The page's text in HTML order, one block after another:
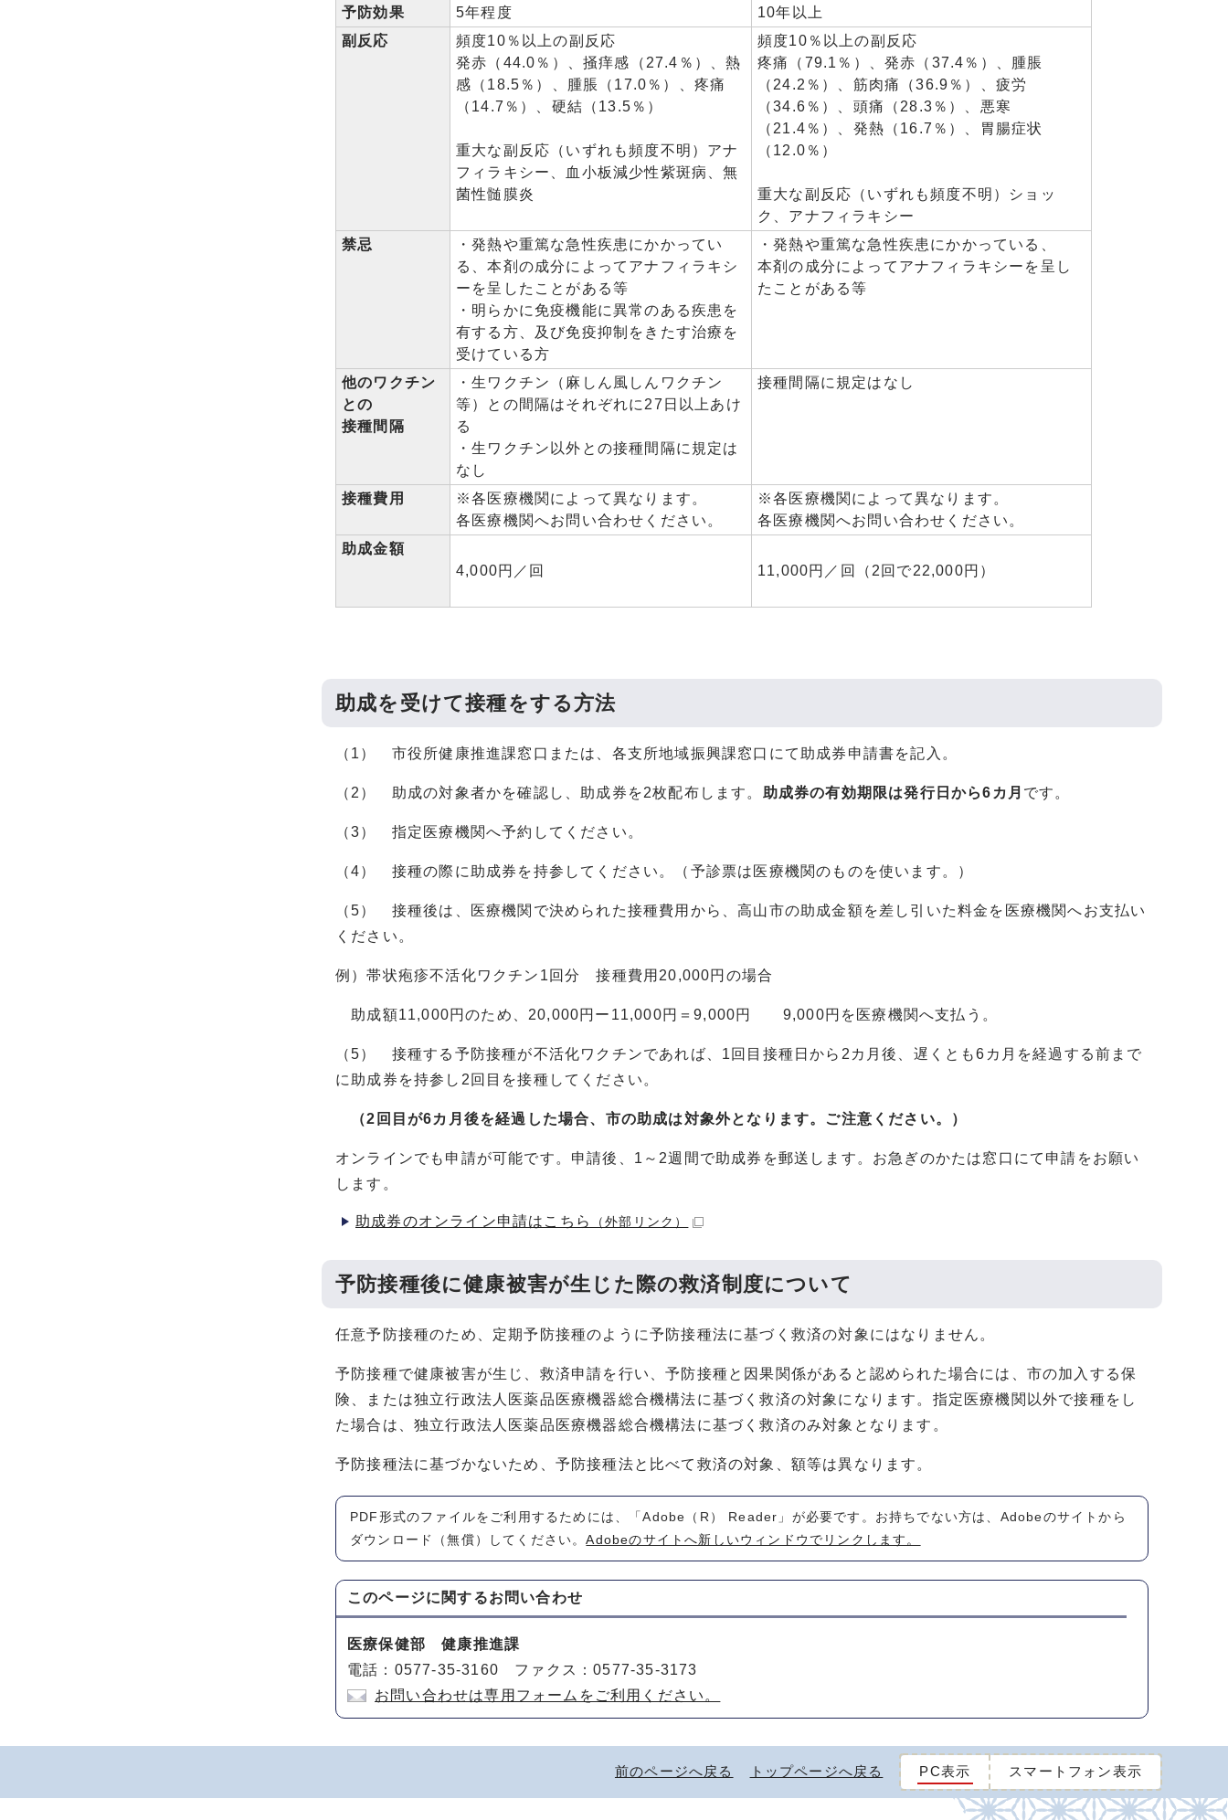
予防効果
5年程度
10年以上
副反応
頻度10％以上の副反応
発赤（44.0％）、掻痒感（27.4％）、熱
感（18.5％）、腫脹（17.0％）、疼痛
（14.7％）、硬結（13.5％）
重大な副反応（いずれも頻度不明）アナ
フィラキシー、血小板減少性紫斑病、無
菌性髄膜炎
頻度10％以上の副反応
疼痛（79.1％）、発赤（37.4％）、腫脹
（24.2％）、筋肉痛（36.9％）、疲労
（34.6％）、頭痛（28.3％）、悪寒
（21.4％）、発熱（16.7％）、胃腸症状
（12.0％）
重大な副反応（いずれも頻度不明）ショッ
ク、アナフィラキシー
禁忌
・発熱や重篤な急性疾患にかかってい
る、本剤の成分によってアナフィラキシ
ーを呈したことがある等
・明らかに免疫機能に異常のある疾患を
有する方、及び免疫抑制をきたす治療を
受けている方
・発熱や重篤な急性疾患にかかっている、
本剤の成分によってアナフィラキシーを呈し
たことがある等
他のワクチン
との
接種間隔
・生ワクチン（麻しん風しんワクチン
等）との間隔はそれぞれに27日以上あけ
る
・生ワクチン以外との接種間隔に規定は
なし
接種間隔に規定はなし
接種費用
※各医療機関によって異なります。
各医療機関へお問い合わせください。
※各医療機関によって異なります。
各医療機関へお問い合わせください。
助成金額
4,000円／回
11,000円／回（2回で22,000円）
助成を受けて接種をする方法
（1） 市役所健康推進課窓口または、各支所地域振興課窓口にて助成券申請書を記入。
（2） 助成の対象者かを確認し、助成券を2枚配布します。 助成券の有効期限は発行日から6カ月 です。
（3） 指定医療機関へ予約してください。
（4） 接種の際に助成券を持参してください。（予診票は医療機関のものを使います。）
（5） 接種後は、医療機関で決められた接種費用から、高山市の助成金額を差し引いた料金を医療機関へお支払い
ください。
例）帯状疱疹不活化ワクチン1回分 接種費用20,000円の場合
助成額11,000円のため、20,000円ー11,000円＝9,000円 9,000円を医療機関へ支払う。
（5） 接種する予防接種が不活化ワクチンであれば、1回目接種日から2カ月後、遅くとも6カ月を経過する前まで
に助成券を持参し2回目を接種してください。
（2回目が6カ月後を経過した場合、市の助成は対象外となります。ご注意ください。）
オンラインでも申請が可能です。申請後、1～2週間で助成券を郵送します。お急ぎのかたは窓口にて申請をお願い
します。
助成券のオンライン申請はこちら （外部リンク）
予防接種後に健康被害が生じた際の救済制度について
任意予防接種のため、定期予防接種のように予防接種法に基づく救済の対象にはなりません。
予防接種で健康被害が生じ、救済申請を行い、予防接種と因果関係があると認められた場合には、市の加入する保
険、または独立行政法人医薬品医療機器総合機構法に基づく救済の対象になります。指定医療機関以外で接種をし
た場合は、独立行政法人医薬品医療機器総合機構法に基づく救済のみ対象となります。
予防接種法に基づかないため、予防接種法と比べて救済の対象、額等は異なります。
PDF形式のファイルをご利用するためには、「Adobe（R） Reader」が必要です。お持ちでない方は、Adobeのサイトから
ダウンロード（無償）してください。Adobeのサイトへ新しいウィンドウでリンクします。
このページに関するお問い合わせ
医療保健部 健康推進課
電話：0577-35-3160 ファクス：0577-35-3173
お問い合わせは専用フォームをご利用ください。
前のページへ戻る トップページへ戻る PC表示 スマートフォン表示